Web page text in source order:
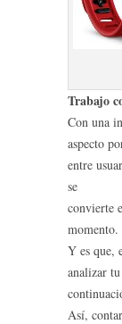
Trabajo
Con una
aspecto
entre
se
convierte
momento.
Y es que,
analizar
Así,